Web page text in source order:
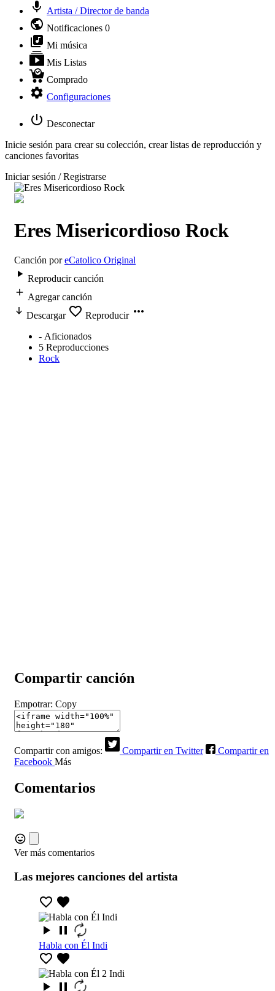
Artista / Director de banda
Notificaciones 0
Mi música
Mis Listas
Comprado
Configuraciones
Desconectar
Inicie sesión para crear su colección, crear listas de reproducción y
canciones favoritas
Iniciar sesión / Registrarse
Eres Misericordioso Rock
Canción poreCatolico Original
Reproducir canción
Agregar canción
Descargar
Reproducir
- Aficionados
5 Reproducciones
Rock
Compartir canción
Empotrar: Copy
Compartir con amigos: Compartir en Twitter
Compartir en
Facebook Más
Comentarios
Ver más comentarios
Las mejores canciones del artista
Habla con Él Indi